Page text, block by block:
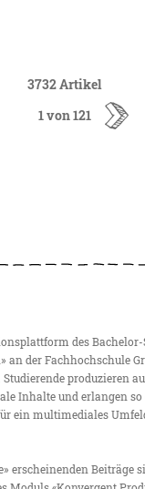
3732 Artikel
1 von 121
des
an der Fachhochschule
produzieren
Inhalte und erlangen so
ein multimediales
erscheinenden Beiträge